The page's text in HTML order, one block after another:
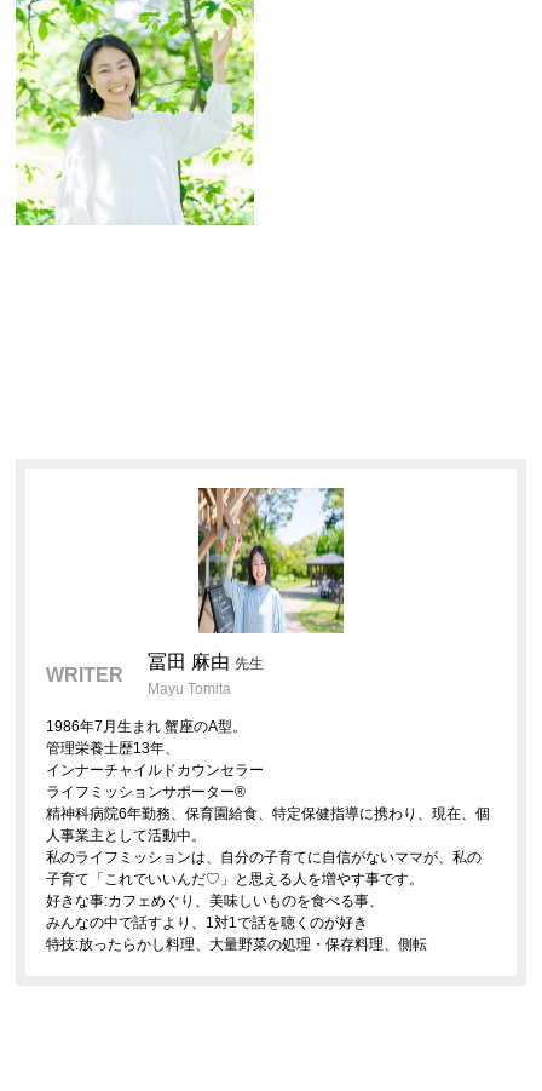
WRITER
冨田 麻由 先生
Mayu Tomita
1986年7月生まれ 蟹座のA型。
管理栄養士歴13年、
インナーチャイルドカウンセラー
ライフミッションサポーター®︎
精神科病院6年勤務、保育園給食、特定保健指導に携わり、現在、個
人事業主として活動中。
私のライフミッションは、自分の子育てに自信がないママが、私の
子育て「これでいいんだ♡」と思える人を増やす事です。
好きな事:カフェめぐり、美味しいものを食べる事、
みんなの中で話すより、1対1で話を聴くのが好き
特技:放ったらかし料理、大量野菜の処理・保存料理、側転